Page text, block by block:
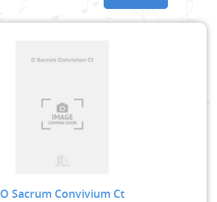
O Sacrum Convivium Ct